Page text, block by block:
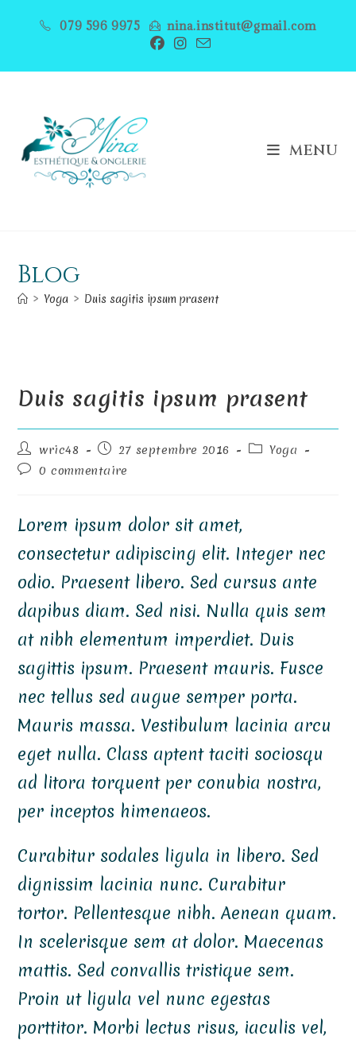
079 596 9975 nina.institut@gmail.com
MENU
Blog
> Yoga > Duis sagitis ipsum prasent
Duis sagitis ipsum prasent
Auteur/autrice
de
la
wric48
Publication
publiée :
27 septembre 2016
PostYoga
Commentaires
0 commentaire
Lorem ipsum dolor sit amet,
consectetur adipiscing elit. Integer nec
odio. Praesent libero. Sed cursus ante
dapibus diam. Sed nisi. Nulla quis sem
at nibh elementum imperdiet. Duis
sagittis ipsum. Praesent mauris. Fusce
nec tellus sed augue semper porta.
Mauris massa. Vestibulum lacinia arcu
eget nulla. Class aptent taciti sociosqu
ad litora torquent per conubia nostra,
per inceptos himenaeos.
Curabitur sodales ligula in libero. Sed
dignissim lacinia nunc. Curabitur
tortor. Pellentesque nibh. Aenean quam.
In scelerisque sem at dolor. Maecenas
mattis. Sed convallis tristique sem.
Proin ut ligula vel nunc egestas
porttitor. Morbi lectus risus, iaculis vel,